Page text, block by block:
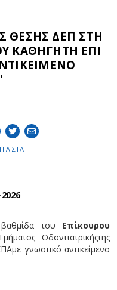
ΘΕΣΗΣ ΔΕΠ ΣΤΗ
ΚΑΘΗΓΗΤΗ ΕΠΙ
ΛΙΣΤΑ
του Επίκουρου
Οδοντιατρικήςτης
με γνωστικό αντικείμενο